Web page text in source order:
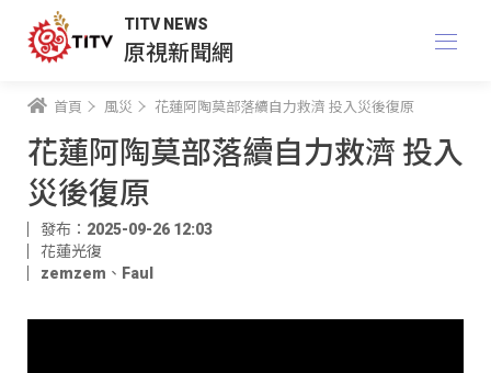
TITV NEWS
原視新聞網
首頁 風災 花蓮阿陶莫部落續自力救濟 投入災後復原
花蓮阿陶莫部落續自力救濟 投入
災後復原
發布：2025-09-26 12:03
花蓮光復
zemzem 、 Faul